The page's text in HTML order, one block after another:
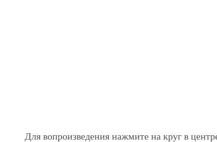
Для вопроизведения нажмите на круг в